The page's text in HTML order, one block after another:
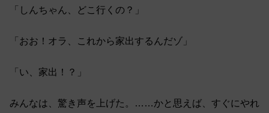
「しんちゃん、どこ行くの？」
「おお！オラ、これから家出するんだゾ」
「い、家出！？」
みんなは、驚き声を上げた。……かと思えば、すぐにやれ